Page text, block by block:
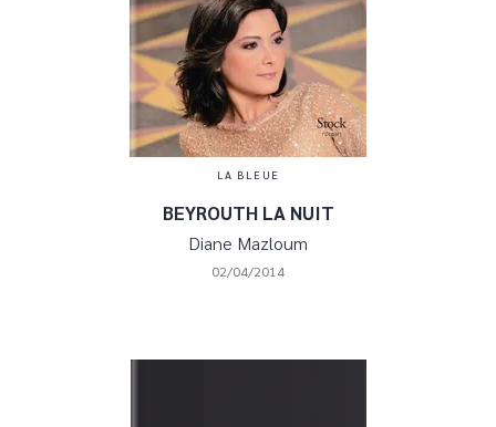
LA BLEUE
BEYROUTH LA NUIT
Diane Mazloum
02/04/2014